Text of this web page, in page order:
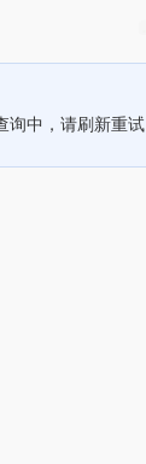
询中，请刷新重试